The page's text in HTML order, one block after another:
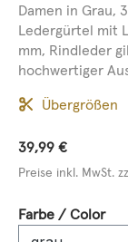
Damen in Grau,
Ledergürtel mit
mm, Rindleder
hochwertiger
Übergrößen
39,99 €
Preise inkl. MwSt.
Farbe / Color